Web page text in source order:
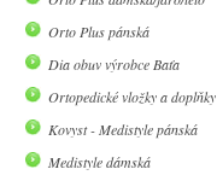
Orto Plus pánská
Dia obuv výrobce Baťa
Ortopedické vložky a doplňky
Kovyst - Medistyle pánská
Medistyle dámská